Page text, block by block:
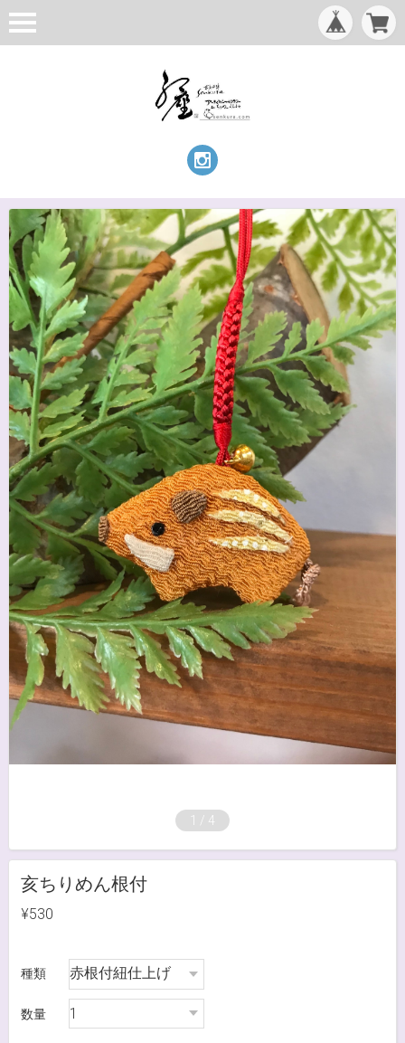
1 / 4
亥ちりめん根付
¥530
種類
数量